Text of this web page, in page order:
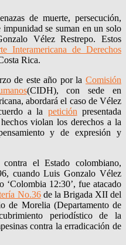
de muerte, persecución,
se suman en un solo
Vélez Restrepo. Estos
Interamericana de Derechos
Rica.
de este año por la Comisión
(CIDH), con sede en
abordará el caso de Vélez
a la petición presentada
violan los derechos a la
y de expresión y
el Estado colombiano,
cuando Luis Gonzalo Vélez
‘Colombia 12:30’, fue atacado
No.36de la Brigada XII del
de Morelia (Departamento de
periodístico de la
contra la erradicación de